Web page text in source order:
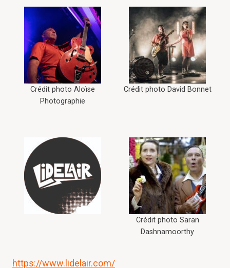
Crédit photo Aloïse
Photographie
Crédit photo David Bonnet
Crédit photo Saran
Dashnamoorthy
https://www.lidelair.com/